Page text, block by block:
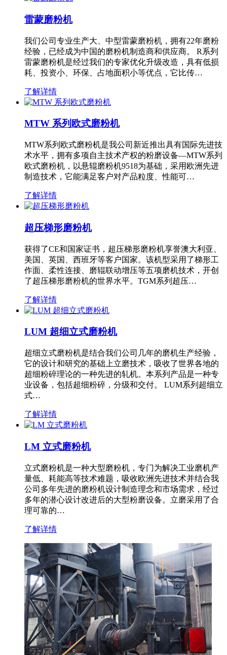
雷蒙磨粉机
我们公司专业生产大、中型雷蒙磨粉机，拥有22年磨粉
经验，已经成为中国的磨粉机制造商和供应商。 R系列
雷蒙磨粉机是经过我们的专家优化升级改造，具有低损
耗、投资小、环保、占地面积小等优点，它比传…
了解详情
MTW 系列欧式磨粉机
MTW系列欧式磨粉机是我公司新近推出具有国际先进技
术水平，拥有多项自主技术产权的粉磨设备—MTW系列
欧式磨粉机，以悬辊磨粉机9518为基础，采用欧洲先进
制造技术，它能满足客户对产品粒度、性能可…
了解详情
超压梯形磨粉机
获得了CE和国家证书，超压梯形磨粉机享誉澳大利亚、
美国、英国、西班牙等客户国家。该机型采用了梯形工
作面、柔性连接、磨辊联动增压等五项磨机技术，开创
了超压梯形磨粉机的世界水平。TGM系列超压…
了解详情
LUM 超细立式磨粉机
超细立式磨粉机是结合我们公司几年的磨机生产经验，
它的设计和研究的基础上立磨技术，吸收了世界各地的
超细粉碎理论的一种先进的轧机。本系列产品是一种专
业设备，包括超细粉碎，分级和交付。 LUM系列超细立
式…
了解详情
LM 立式磨粉机
立式磨粉机是一种大型磨粉机，专门为解决工业磨机产
量低、耗能高等技术难题，吸收欧洲先进技术并结合我
公司多年先进的磨粉机设计制造理念和市场需求，经过
多年的潜心设计改进后的大型粉磨设备。立磨采用了合
理可靠的…
了解详情